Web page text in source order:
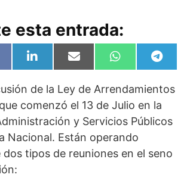
esta entrada:
o
Compartir
en
L
i
k
d
I
n
Compartir
en
E
m
i
Compartir
en
W
h
t
s
A
p
p
en
T
e
e
r
a
m
de la Ley de Arrendamientos
comenzó el 13 de Julio en la
y Servicios Públicos
Nacional. Están operando
dos tipos de reuniones en el seno